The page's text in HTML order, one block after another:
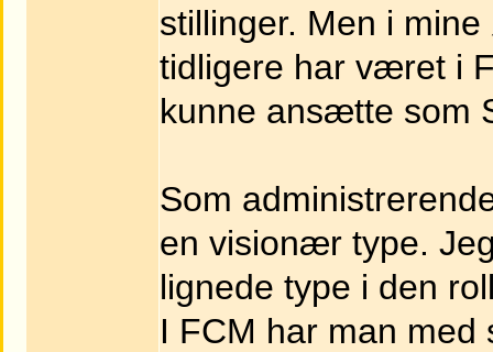
stillinger. Men i
tidligere har været i
kunne ansætte som
Som
en visionær type.
lignede type i den
I FCM har man med